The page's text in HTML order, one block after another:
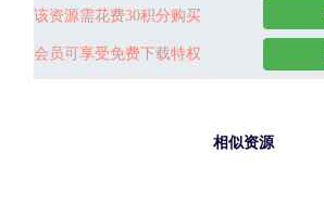
该资源需花费30积分购买
会员可享受免费下载特权
相似资源